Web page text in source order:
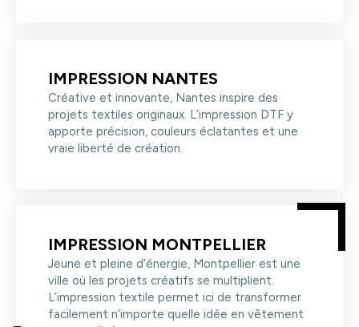
IMPRESSION NANTES
Créative et innovante, Nantes inspire des
projets textiles originaux. L’impression DTF y
apporte précision, couleurs éclatantes et une
vraie liberté de création.
IMPRESSION MONTPELLIER
Jeune et pleine d’énergie, Montpellier est une
ville où les projets créatifs se multiplient.
L’impression textile permet ici de transformer
facilement n’importe quelle idée en vêtement